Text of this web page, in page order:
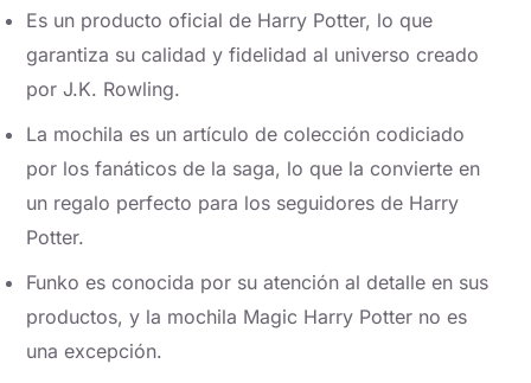
Es un producto oficial de Harry Potter, lo que
garantiza su calidad y fidelidad al universo creado
por J.K. Rowling.
La mochila es un artículo de colección codiciado
por los fanáticos de la saga, lo que la convierte en
un regalo perfecto para los seguidores de Harry
Potter.
Funko es conocida por su atención al detalle en sus
productos, y la mochila Magic Harry Potter no es
una excepción.